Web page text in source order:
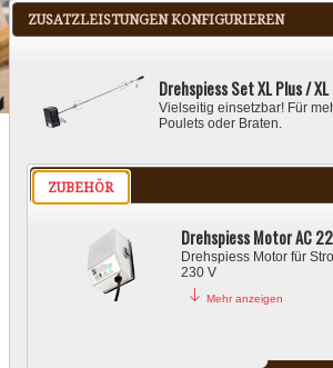
GASGRILL HOLZKOHLEGRILL
ZUSATZLEISTUNGEN KONFIGURIEREN
Drehspiess Set XL Plus /
Vielseitig einsetzbar! Für
Poulets oder Braten.
ZUBEHÖR
Drehspiess Motor AC
Drehspiess Motor für
230 V
Mehr anzeigen